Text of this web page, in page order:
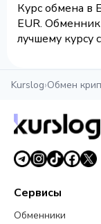
Курс обмена в
EUR.
лучшему курсу
Kurslog›Обмен
Сервисы
Обменники